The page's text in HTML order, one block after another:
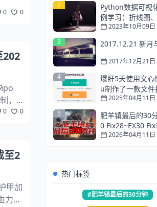
0 0
202
，
两
0 0
至2
甲加
力量
2
Python数据可视
例学习：折线图
视化、动态柱状图
2023年10月09日
3
2017.12.21 新月
2017年12月21日
4
爆肝5天使用文心
u制作了一款文件
理应用
2025年04月11日
5
肥羊镇最后的30
0 Fix28~EX30
地图更新情报（截
2026年04月11日
热门标签
#肥羊镇最后的30分钟